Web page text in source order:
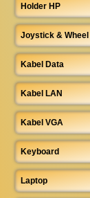
Holder HP
Joystick & Wheel
Kabel Data
Kabel LAN
Kabel VGA
Keyboard
Laptop